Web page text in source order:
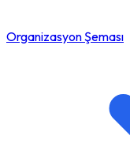
Organizasyon Şeması